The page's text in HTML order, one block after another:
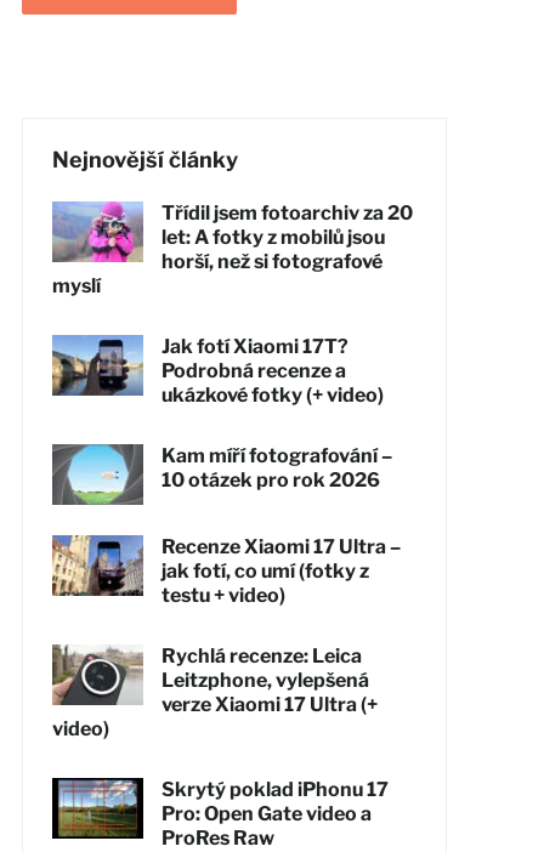
Nejnovější články
Třídil jsem fotoarchiv za 20
let: A fotky z mobilů jsou
horší, než si fotografové
myslí
Jak fotí Xiaomi 17T?
Podrobná recenze a
ukázkové fotky (+ video)
Kam míří fotografování –
10 otázek pro rok 2026
Recenze Xiaomi 17 Ultra –
jak fotí, co umí (fotky z
testu + video)
Rychlá recenze: Leica
Leitzphone, vylepšená
verze Xiaomi 17 Ultra (+
video)
Skrytý poklad iPhonu 17
Pro: Open Gate video a
ProRes Raw